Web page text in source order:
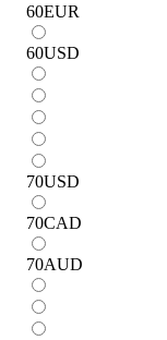
60EUR
60USD
70USD
70CAD
70AUD